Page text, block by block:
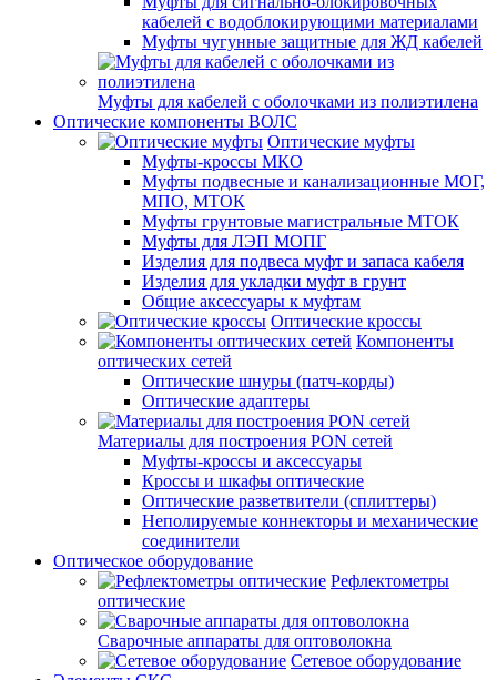
кабелей с водоблокирующими материалами
Муфты чугунные защитные для ЖД кабелей
Муфты для кабелей с оболочками из полиэтилена
Оптические компоненты ВОЛС
Оптические муфты
Муфты-кроссы МКО
Муфты подвесные и канализационные МОГ,
МПО, МТОК
Муфты грунтовые магистральные МТОК
Муфты для ЛЭП МОПГ
Изделия для подвеса муфт и запаса кабеля
Изделия для укладки муфт в грунт
Общие аксессуары к муфтам
Оптические кроссы
Компоненты
оптических сетей
Оптические шнуры (патч-корды)
Оптические адаптеры
Материалы для построения PON сетей
Муфты-кроссы и аксессуары
Кроссы и шкафы оптические
Оптические разветвители (сплиттеры)
Неполируемые коннекторы и механические
соединители
Оптическое оборудование
Рефлектометры
оптические
Сварочные аппараты для оптоволокна
Сетевое оборудование